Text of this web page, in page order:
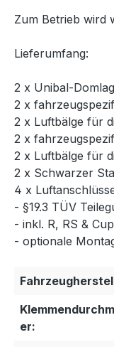
Zum Betrieb wird
Lieferumfang:
2 x Unibal-
2 x
2 x Luftbälge für
2 x
2 x Luftbälge für
2 x Schwarzer
4 x
- §19.3 TÜV
- inkl. R, RS &
- optionale
er: